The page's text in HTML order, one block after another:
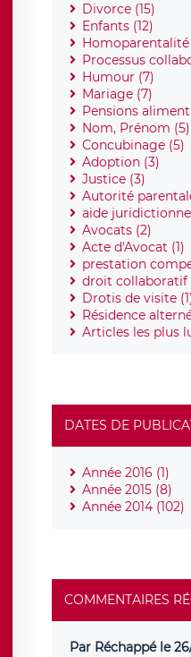
Divorce (15)
Enfants (12)
Homoparentalité
Processus
Humour (7)
Mariage (7)
Pensions
Nom, Prénom (5)
Concubinage (5)
Adoption (3)
Justice (3)
Autorité
aide
Avocats (2)
Acte d'Avocat (1)
prestation
droit collaboratif
Drotis de visite
Résidence
Articles les plus
DATES DE
Année 2016 (1)
Année 2015 (8)
Année 2014 (102)
COMMENTAIRES
Par Réchappé le